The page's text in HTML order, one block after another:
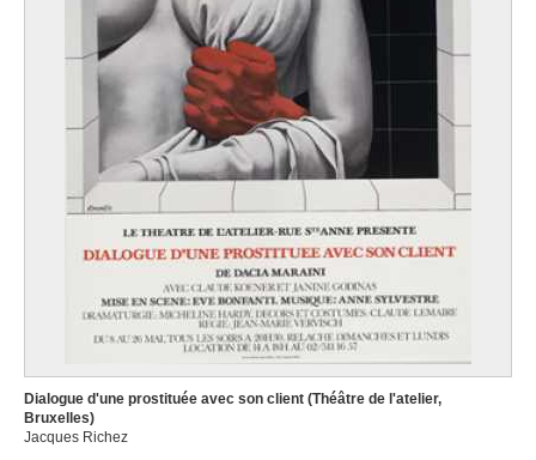
Dialogue d'une prostituée avec son client (Théâtre de l'atelier,
Bruxelles)
Jacques Richez